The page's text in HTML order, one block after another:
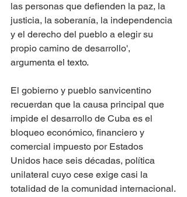
las personas que defienden la paz, la
justicia, la soberanía, la independencia
y el derecho del pueblo a elegir su
propio camino de desarrollo',
argumenta el texto.
El gobierno y pueblo sanvicentino
recuerdan que la causa principal que
impide el desarrollo de Cuba es el
bloqueo económico, financiero y
comercial impuesto por Estados
Unidos hace seis décadas, política
unilateral cuyo cese exige casi la
totalidad de la comunidad internacional.